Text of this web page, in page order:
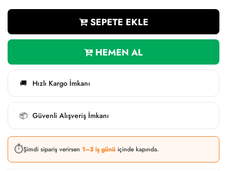
SEPETE EKLE
HEMEN AL
🚚 Hızlı Kargo İmkanı
📦 Güvenli Alışveriş İmkanı
⏱️Şimdi sipariş verirsen 1–3 iş günü içinde kapında.